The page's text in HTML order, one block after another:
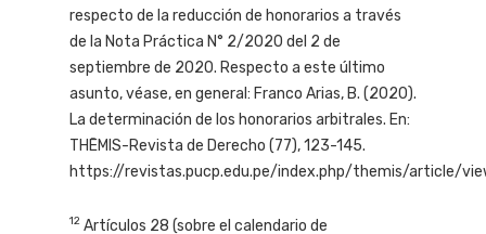
respecto de la reducción de honorarios a través
de la Nota Práctica N° 2/2020 del 2 de
septiembre de 2020. Respecto a este último
asunto, véase, en general: Franco Arias, B. (2020).
La determinación de los honorarios arbitrales. En:
THĒMIS-Revista de Derecho (77), 123-145.
https://revistas.pucp.edu.pe/index.php/themis/article/
12 Artículos 28 (sobre el calendario de